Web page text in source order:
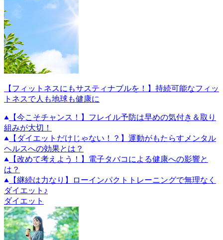
【フィットネスにもサスティナブルを！】持続可能なフィッ
トネスで人も地球も健康に
【今こそチャンス！】フレイル予防は早めの気付き＆取り
組みが大切！
【ダイエットだけじゃない！？】運動がもたらすメンタル
ヘルスへの効果とは？
【改めて考えよう！】電子タバコによる健康への影響と
は？
【継続は力なり】ローインパクトトレーニングで無理なく
ダイエット♪
ダイエット